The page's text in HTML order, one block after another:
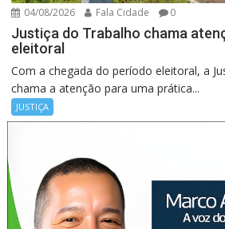
04/08/2026 Fala Cidade 0
Justiça do Trabalho chama
eleitoral
Com a chegada do período eleitoral, a
chama a atenção para uma prática...
JUSTIÇA